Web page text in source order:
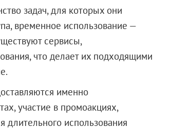
задач, для которых они
временное использование —
сервисы,
что делает их подходящими
именно
участие в промоакциях,
длительного использования